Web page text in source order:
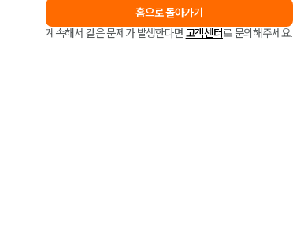
홈으로 돌아가기
계속해서 같은 문제가 발생한다면 고객센터로 문의해주세요.